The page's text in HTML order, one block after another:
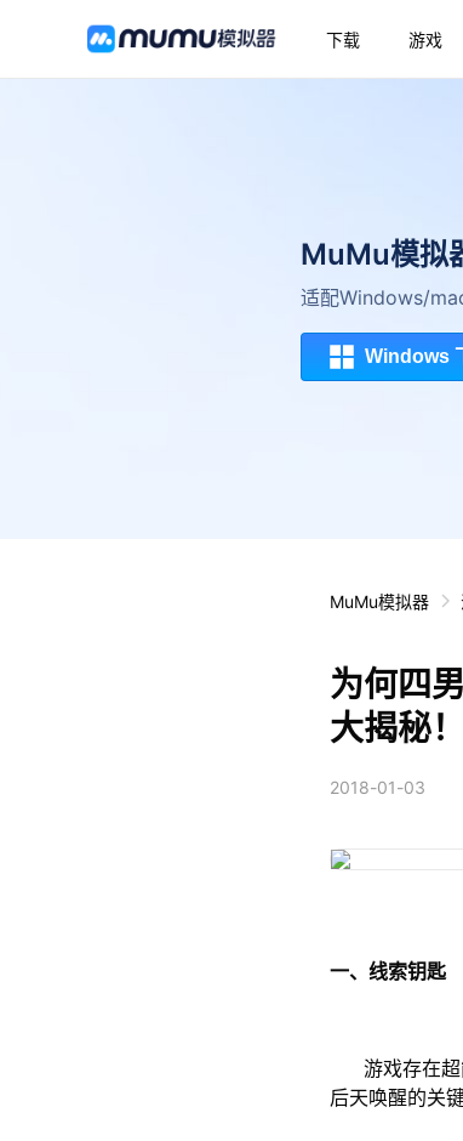
下载 游戏
MuMu模拟
适配Windows/
Windows
MuMu模拟器
为何四
大揭秘！
2018-01-03
一、线索钥匙
游戏存在超
后天唤醒的关